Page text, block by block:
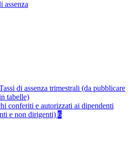
assenza
di assenza trimestrali (da pubblicare
tabelle)
conferiti e autorizzati ai dipendenti
e non dirigenti) 6